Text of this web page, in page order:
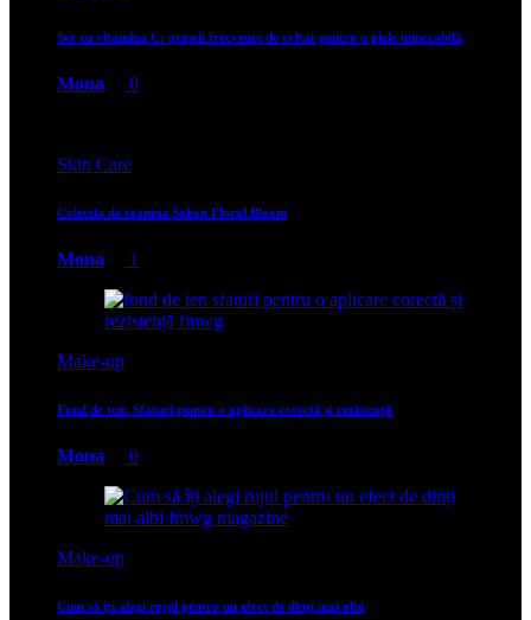
Ser cu vitamina C: greșeli frecvente de evitat pentru o piele impecabilă
Mona 0
Skin Care
Colectia de toamna Sabon Floral Bloom
Mona 1
Make-up
Fond de ten: Sfaturi pentru o aplicare corectă și rezistență
Mona 0
Make-up
Cum să îți alegi rujul pentru un efect de dinți mai albi